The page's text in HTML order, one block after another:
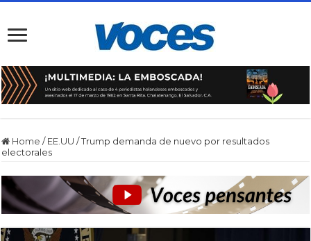
Home / EE.UU /Trump demanda de nuevo por resultados
electorales